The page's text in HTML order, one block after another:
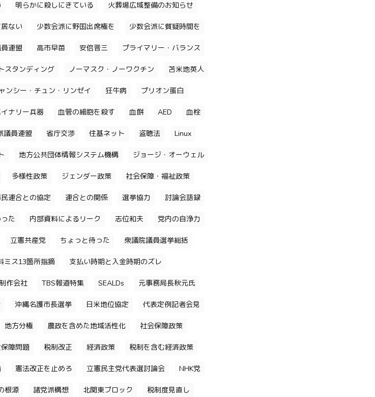
明らかに殺しにきている 火葬場広域整備のお知らせ
ない 少数会派に野国出席権を 少数会派に質疑時間を
連盟 高市早苗 安倍晋三 プライマリー・バランス
スタンディング ノーマスク・ノーワクチン 苫米地英人
ンシー・チュン・リンゼイ 狂牛病 プリオン蛋白
ナリー兵器 血管の細胞を殺す 血餅 AED 血栓
議員連盟 省庁交渉 住基ネット 盗聴法 Linux
地方公共団体情報システム機構 ジョージ・オーウェル
多様性政策 ジェンダー政策 社会保障・福祉政策
連合との協定 連合との関係 選挙協力 討論会語録
た 内部資料によるリーク 志位和夫 党内の自浄力
立憲共産党 ちょっと待った 衆議院議員選挙総括
ミス13箇所指摘 支払い時期と入金時期のズレ
作会社 TBS報道特集 SEALDs 元事務局長秋元氏
沖縄名護市長選挙 日米地位協定 代表定例記者会見
地方分権 農政を含めた地域活性化 社会保障政策
障問題 税制改正 経済政策 税制を含む経済政策
憲法改正を止めろ 立憲民主党代表選討論会 NHK党
根源 諸党派構想 北関東ブロック 税制度見直し